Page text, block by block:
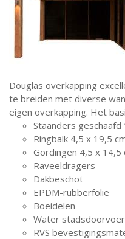
Douglas overkapping
te breiden met diverse
eigen overkapping. Het
Staanders
Ringbalk 4,5 x 19,5
Gordingen 4,5 x 14,5
Raveeldragers
Dakbeschot
EPDM-rubberfolie
Boeidelen
Water stadsdoorvoer
RVS